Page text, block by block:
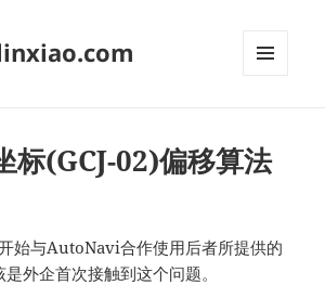
标(GCJ-02)偏移算法
始与AutoNavi合作使用后者所提供的
外企首次接触到这个问题。